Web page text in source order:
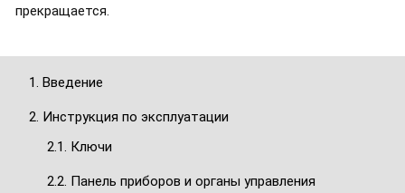
1. Введение
2. Инструкция по эксплуатации
2.1. Ключи
2.2. Панель приборов и органы управления
прекращается.